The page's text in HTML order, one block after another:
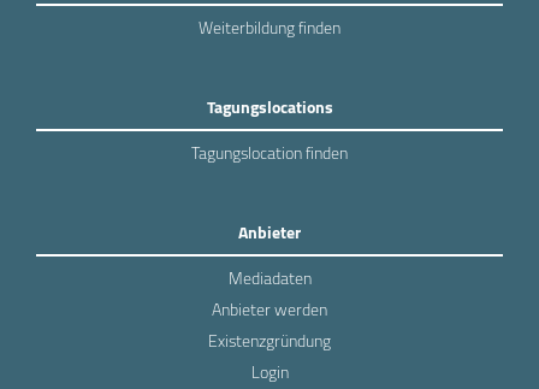
Weiterbildung finden
Tagungslocations
Tagungslocation finden
Anbieter
Mediadaten
Anbieter werden
Existenzgründung
Login